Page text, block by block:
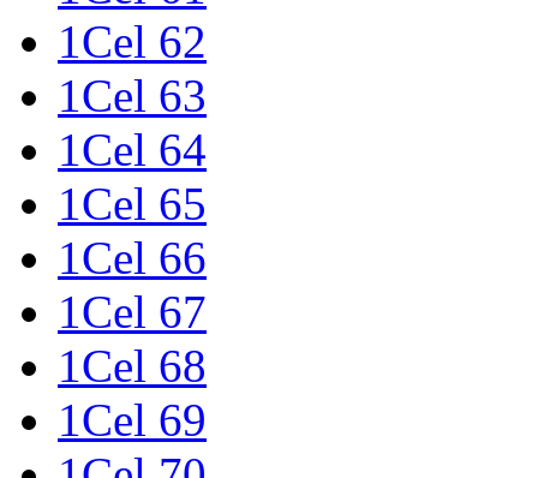
1Cel 62
1Cel 63
1Cel 64
1Cel 65
1Cel 66
1Cel 67
1Cel 68
1Cel 69